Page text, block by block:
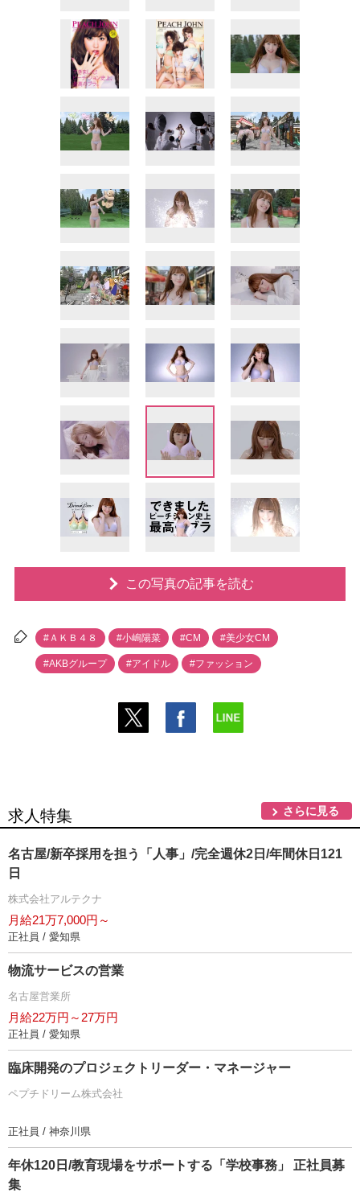
この写真の記事を読む
#ＡＫＢ４８ #小嶋陽菜 #CM #美少女CM
#AKBグループ #アイドル #ファッション
求人特集 さらに見る
名古屋/新卒採用を担う「人事」/完全週休2日/年間休日121
日
株式会社アルテクナ
月給21万7,000円～
正社員 / 愛知県
物流サービスの営業
名古屋営業所
月給22万円～27万円
正社員 / 愛知県
臨床開発のプロジェクトリーダー・マネージャー
ペプチドリーム株式会社
正社員 / 神奈川県
年休120日/教育現場をサポートする「学校事務」 正社員募
集